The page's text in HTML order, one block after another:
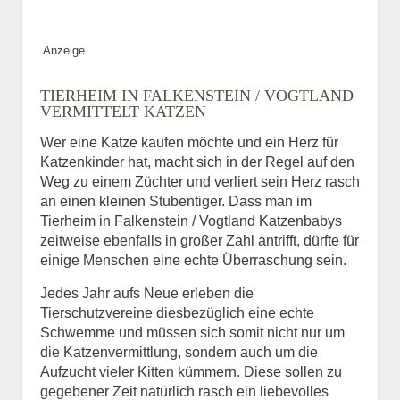
Keine Datei ausgewählt
Vermisst seit
Ort des Verschwindens
Anzeige
TIERHEIM IN FALKENSTEIN / VOGTLAND
VERMITTELT KATZEN
Wer eine Katze kaufen möchte und ein Herz für
Katzenkinder hat, macht sich in der Regel auf den
Weg zu einem Züchter und verliert sein Herz rasch
an einen kleinen Stubentiger. Dass man im
Tierheim in Falkenstein / Vogtland Katzenbabys
zeitweise ebenfalls in großer Zahl antrifft, dürfte für
einige Menschen eine echte Überraschung sein.
Jedes Jahr aufs Neue erleben die
Tierschutzvereine diesbezüglich eine echte
Schwemme und müssen sich somit nicht nur um
die Katzenvermittlung, sondern auch um die
Aufzucht vieler Kitten kümmern. Diese sollen zu
gegebener Zeit natürlich rasch ein liebevolles